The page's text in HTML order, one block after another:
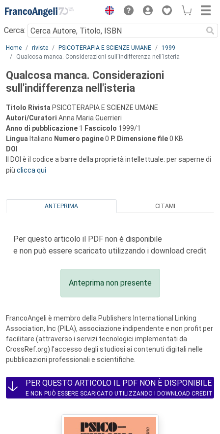
Menu
Cerca:
Main content
Home riviste PSICOTERAPIA E SCIENZE UMANE
1999
Qualcosa manca. Considerazioni sull'indifferenza nell'isteria
Qualcosa manca. Considerazioni
sull'indifferenza nell'isteria
Titolo Rivista PSICOTERAPIA E SCIENZE UMANE
Autori/Curatori Anna Maria Guerrieri
Anno di pubblicazione 1 Fascicolo 1999/1
Lingua Italiano Numero pagine0 P. Dimensione file0 KB
DOI
Il DOI è il codice a barre della proprietà intellettuale: per saperne di
più clicca qui
ANTEPRIMA CITAMI
Per questo articolo il PDF non è disponibile
e non può essere scaricato utilizzando i download credit
Anteprima non presente
FrancoAngeli è membro della Publishers International Linking
Association, Inc (PILA), associazione indipendente e non profit per
facilitare (attraverso i servizi tecnologici implementati da
CrossRef.org) l’accesso degli studiosi ai contenuti digitali nelle
pubblicazioni professionali e scientifiche.
PER QUESTO ARTICOLO IL PDF NON È DISPONIBILE
E NON PUÒ ESSERE SCARICATO UTILIZZANDO I DOWNLOAD CREDIT